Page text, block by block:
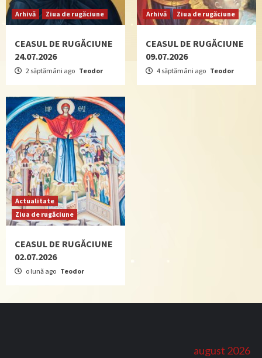
Arhivă Ziua de rugăciune
CEASUL DE RUGĂCIUNE
24.07.2026
2 săptămâni ago Teodor
Arhivă Ziua de rugăciune
CEASUL DE RUGĂCIUNE
09.07.2026
4 săptămâni ago Teodor
Actualitate
Ziua de rugăciune
CEASUL DE RUGĂCIUNE
02.07.2026
o lună ago Teodor
august 2026